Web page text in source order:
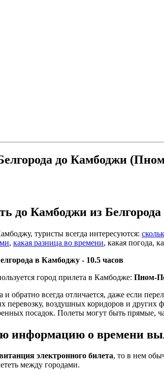
до Камбоджи
до Камбоджи из Белгорода
туристы всегда интересуются:
, какая разница во времени, какая погода,
в Камбоджу - 10.5 часов
город прилета в Камбодже: Пном-
и обратно всегда отличается, даже если
воздушных коридоров и других
посадок. Полеты могут быть прямые,
информацию о времени
электронного билета, то в нем
между городами.